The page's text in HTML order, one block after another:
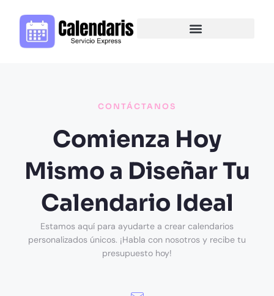
CONTÁCTANOS
Comienza Hoy
Mismo a Diseñar Tu
Calendario Ideal
Estamos aquí para ayudarte a crear calendarios
personalizados únicos. ¡Habla con nosotros y recibe tu
presupuesto hoy!